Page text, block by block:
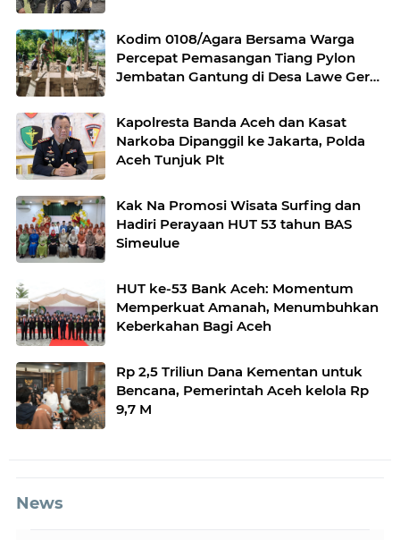
Kodim 0108/Agara Bersama Warga
Percepat Pemasangan Tiang Pylon
Jembatan Gantung di Desa Lawe Ger-
Kapolresta Banda Aceh dan Kasat
Narkoba Dipanggil ke Jakarta, Polda
Aceh Tunjuk Plt
Kak Na Promosi Wisata Surfing dan
Hadiri Perayaan HUT 53 tahun BAS
Simeulue
HUT ke-53 Bank Aceh: Momentum
Memperkuat Amanah, Menumbuhkan
Keberkahan Bagi Aceh
Rp 2,5 Triliun Dana Kementan untuk
Bencana, Pemerintah Aceh kelola Rp
9,7 M
News